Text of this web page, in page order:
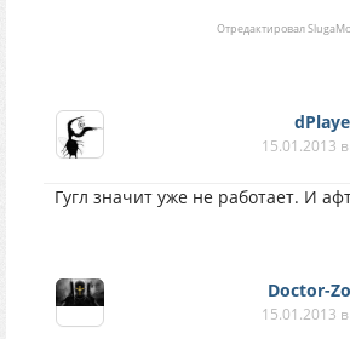
Отредактировал
15.01.2013
Гугл значит уже не работает. И
Doctor-
15.01.2013